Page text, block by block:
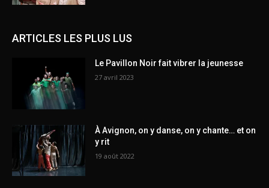
ARTICLES LES PLUS LUS
Le Pavillon Noir fait vibrer la jeunesse
27 avril 2023
À Avignon, on y danse, on y chante… et on
y rit
19 août 2022